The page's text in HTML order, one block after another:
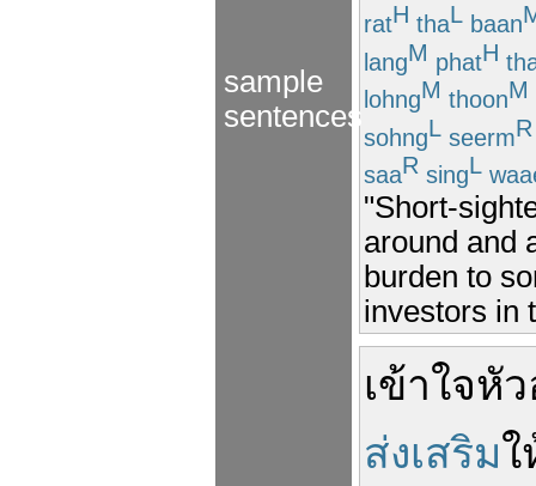
sample
sentences
ratH thaL baan
langM phatH
lohngM thoonM
sohngL seermR
saaR singL
"Short-
around and
burden to
investors in
เข้าใจหั
ส่งเสริมใ